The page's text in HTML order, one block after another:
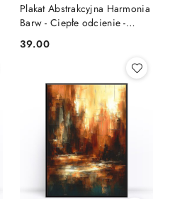
Plakat Abstrakcyjna Harmonia
Barw - Ciepłe odcienie -
Cena:
39.00